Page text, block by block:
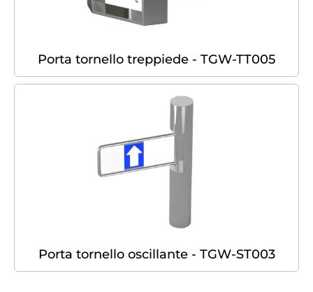
Porta tornello treppiede - TGW-TT005
Porta tornello oscillante - TGW-ST003